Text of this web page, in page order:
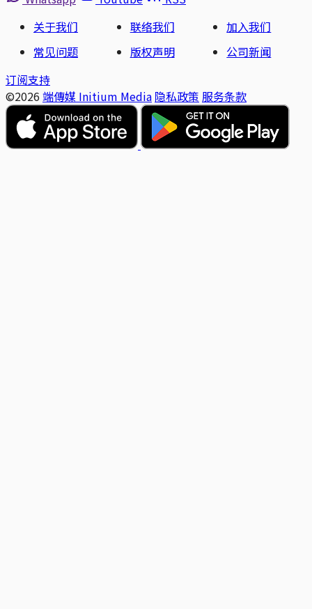
关于我们
联络我们
加入我们
常见问题
版权声明
公司新闻
订阅支持
©2026 端傳媒 Initium Media 隐私政策 服务条款